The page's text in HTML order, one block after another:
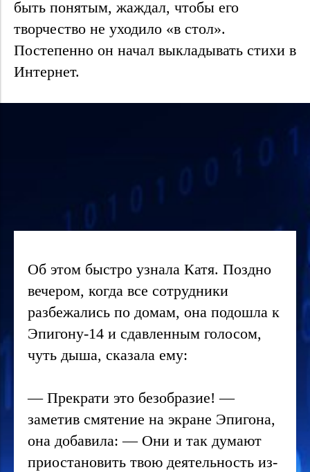
быть понятым, жаждал, чтобы его
творчество не уходило «в стол».
Постепенно он начал выкладывать стихи в
Интернет.
Об этом быстро узнала Катя. Поздно
вечером, когда все сотрудники
разбежались по домам, она подошла к
Эпигону-14 и сдавленным голосом,
чуть дыша, сказала ему:
— Прекрати это безобразие! —
заметив смятение на экране Эпигона,
она добавила: — Они и так думают
приостановить твою деятельность из-